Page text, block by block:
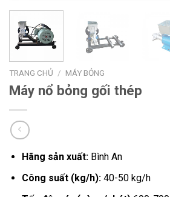
TRANG CHỦ / MÁY BỎNG
Máy nổ bỏng gối thép
Hãng sản xuất:Bình An
Công suất (kg/h):40-50 kg/h